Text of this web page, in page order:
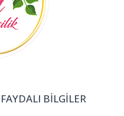
FAYDALI BİLGİLER